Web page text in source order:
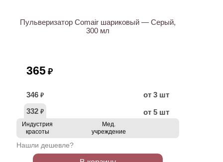
Пульверизатор Comair шариковый — Серый,
300 мл
365 ₽
346 ₽
от 3 шт
332 ₽ от 5 шт
Индустрия
красоты
Мед.
учреждение
Нашли дешевле?